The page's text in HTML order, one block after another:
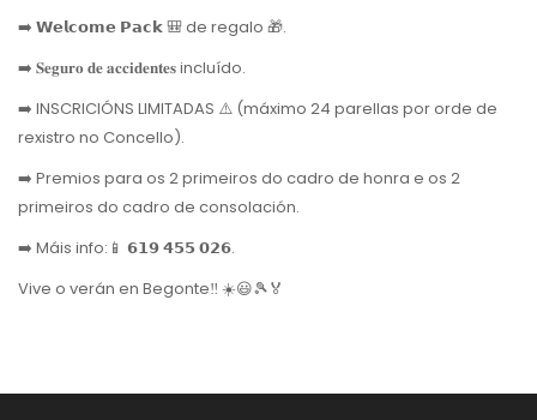
➡️ 𝗪𝗲𝗹𝗰𝗼𝗺𝗲 𝗣𝗮𝗰𝗸 🎒 de regalo 🎁.
➡️ 𝐒𝐞𝐠𝐮𝐫𝐨 𝐝𝐞 𝐚𝐜𝐜𝐢𝐝𝐞𝐧𝐭𝐞𝐬 incluído.
➡️ INSCRICIÓNS LIMITADAS ⚠️ (máximo 24 parellas por orde de
rexistro no Concello).
➡️ Premios para os 2 primeiros do cadro de honra e os 2
primeiros do cadro de consolación.
➡️ Máis info:📱 𝟲𝟭𝟵 𝟰𝟱𝟱 𝟬𝟮𝟲.
Vive o verán en Begonte‼️ ☀️😃🎾🏅